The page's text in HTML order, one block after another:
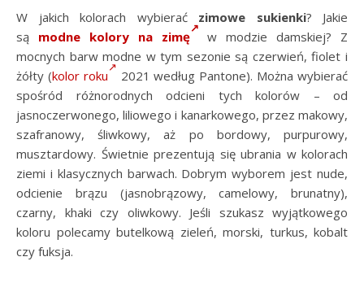
W jakich kolorach wybierać zimowe sukienki? Jakie
są modne kolory na zimę
w modzie damskiej? Z
mocnych barw modne w tym sezonie są czerwień, fiolet i
żółty (kolor roku
2021 według Pantone). Można wybierać
spośród różnorodnych odcieni tych kolorów – od
jasnoczerwonego, liliowego i kanarkowego, przez makowy,
szafranowy, śliwkowy, aż po bordowy, purpurowy,
musztardowy. Świetnie prezentują się ubrania w kolorach
ziemi i klasycznych barwach. Dobrym wyborem jest nude,
odcienie brązu (jasnobrązowy, camelowy, brunatny),
czarny, khaki czy oliwkowy. Jeśli szukasz wyjątkowego
koloru polecamy butelkową zieleń, morski, turkus, kobalt
czy fuksja.